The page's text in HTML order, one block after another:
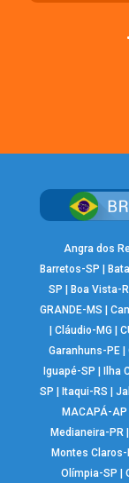
Angra dos
Barretos-SP |
SP |Boa Vista-
GRANDE-MS |
| Cláudio-MG |
Garanhuns-PE |
Iguapé-SP |Ilha
SP |Itaqui-RS |
MACAPÁ-AP
Medianeira-PR
Montes Claros-
Olímpia-SP |